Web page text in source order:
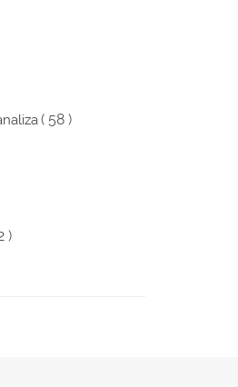
( 58 )
)